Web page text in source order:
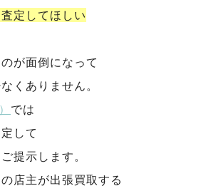
定してほしい
が面倒になって
くありません。
では
して
提示します。
店主が出張買取する